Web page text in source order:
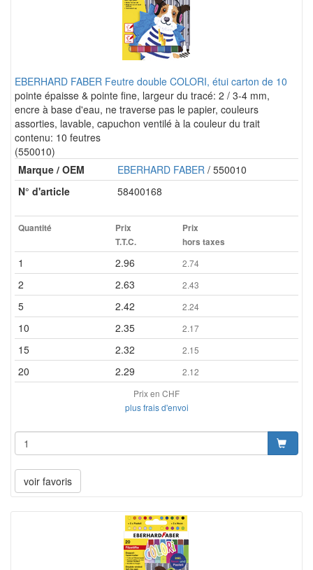
EBERHARD FABER Feutre double COLORI, étui carton de 10
pointe épaisse & pointe fine, largeur du tracé: 2 / 3-4 mm,
encre à base d'eau, ne traverse pas le papier, couleurs
assorties, lavable, capuchon ventilé à la couleur du trait
contenu: 10 feutres
(550010)
Marque / OEM
EBERHARD FABER / 550010
N° d'article
58400168
Quantité
Prix
T.T.C.
Prix
hors taxes
1 2.96 2.74
2 2.63 2.43
5 2.42 2.24
10 2.35 2.17
15 2.32 2.15
20 2.29
2.12
Prix en CHF
plus frais d'envoi
voir favoris